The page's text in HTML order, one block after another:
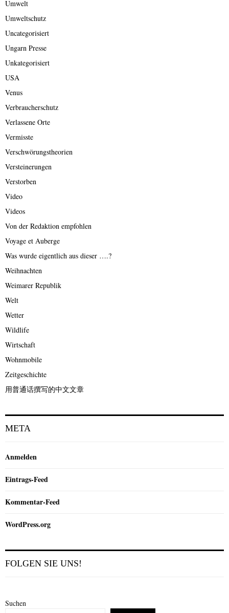
Umwelt
Umweltschutz
Uncategorisiert
Ungarn Presse
Unkategorisiert
USA
Venus
Verbraucherschutz
Verlassene Orte
Vermisste
Verschwörungstheorien
Versteinerungen
Verstorben
Video
Videos
Von der Redaktion empfohlen
Voyage et Auberge
Was wurde eigentlich aus dieser ….?
Weihnachten
Weimarer Republik
Welt
Wetter
Wildlife
Wirtschaft
Wohnmobile
Zeitgeschichte
用普通话撰写的中文文章
META
Anmelden
Eintrags-Feed
Kommentar-Feed
WordPress.org
FOLGEN SIE UNS!
Suchen